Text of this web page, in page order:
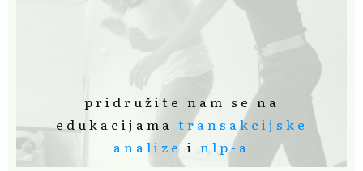
pridružite nam se na
edukacijama transakcijske
analizei nlp-a